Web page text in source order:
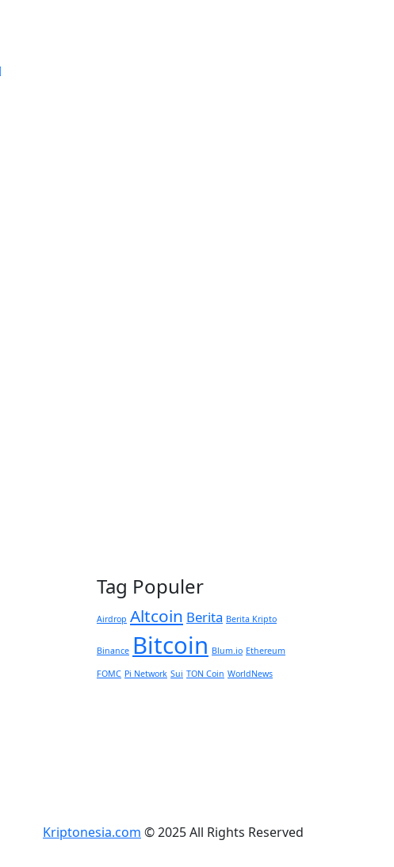
Tag Populer
Airdrop Altcoin Berita Berita Kripto
Binance Bitcoin Blum.io Ethereum
FOMC Pi Network Sui TON Coin WorldNews
Kriptonesia.com © 2025 All Rights Reserved